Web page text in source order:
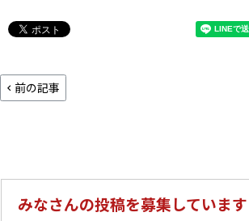
前の記事
みなさんの投稿を募集しています